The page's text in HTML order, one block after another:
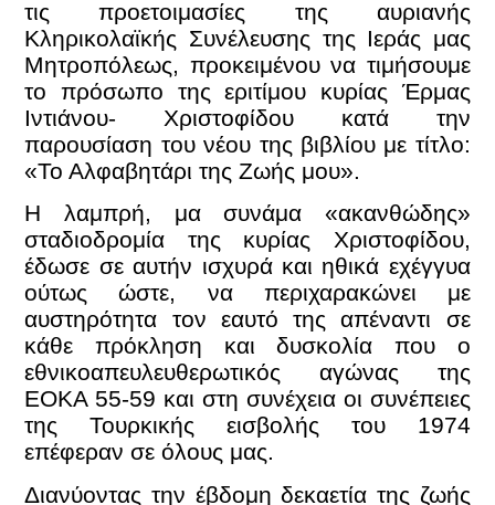
τις προετοιμασίες της αυριανής
Κληρικολαϊκής Συνέλευσης της Ιεράς μας
Μητροπόλεως, προκειμένου να τιμήσουμε
το πρόσωπο της εριτίμου κυρίας Έρμας
Ιντιάνου- Χριστοφίδου κατά την
παρουσίαση του νέου της βιβλίου με τίτλο:
«Το Αλφαβητάρι της Ζωής μου».
Η λαμπρή, μα συνάμα «ακανθώδης»
σταδιοδρομία της κυρίας Χριστοφίδου,
έδωσε σε αυτήν ισχυρά και ηθικά εχέγγυα
ούτως ώστε, να περιχαρακώνει με
αυστηρότητα τον εαυτό της απέναντι σε
κάθε πρόκληση και δυσκολία που ο
εθνικοαπευλευθερωτικός αγώνας της
ΕΟΚΑ 55-59 και στη συνέχεια οι συνέπειες
της Τουρκικής εισβολής του 1974
επέφεραν σε όλους μας.
Διανύοντας την έβδομη δεκαετία της ζωής